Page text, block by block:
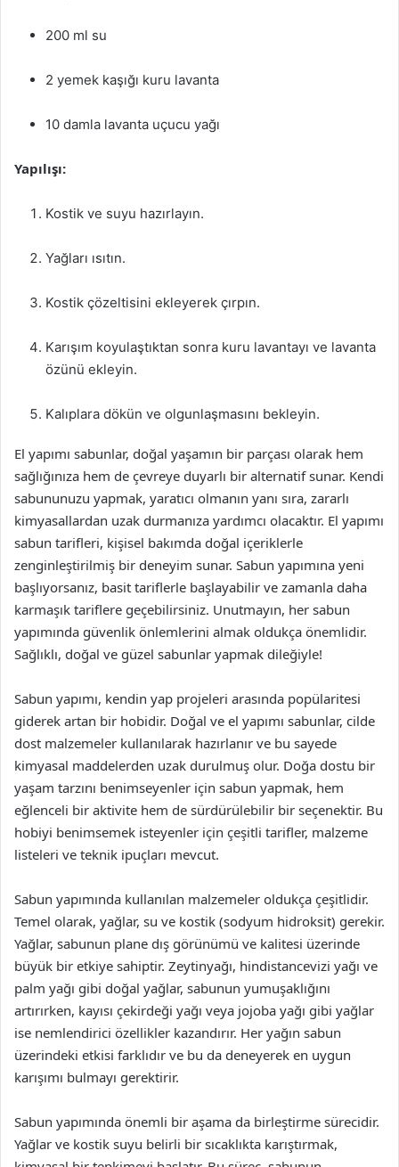
200 ml su
2 yemek kaşığı kuru lavanta
10 damla lavanta uçucu yağı
Yapılışı:
Kostik ve suyu hazırlayın.
Yağları ısıtın.
Kostik çözeltisini ekleyerek çırpın.
Karışım koyulaştıktan sonra kuru lavantayı ve lavanta
özünü ekleyin.
Kalıplara dökün ve olgunlaşmasını bekleyin.
El yapımı sabunlar, doğal yaşamın bir parçası olarak hem
sağlığınıza hem de çevreye duyarlı bir alternatif sunar. Kendi
sabununuzu yapmak, yaratıcı olmanın yanı sıra, zararlı
kimyasallardan uzak durmanıza yardımcı olacaktır. El yapımı
sabun tarifleri, kişisel bakımda doğal içeriklerle
zenginleştirilmiş bir deneyim sunar. Sabun yapımına yeni
başlıyorsanız, basit tariflerle başlayabilir ve zamanla daha
karmaşık tariflere geçebilirsiniz. Unutmayın, her sabun
yapımında güvenlik önlemlerini almak oldukça önemlidir.
Sağlıklı, doğal ve güzel sabunlar yapmak dileğiyle!
Sabun yapımı, kendin yap projeleri arasında popülaritesi
giderek artan bir hobidir. Doğal ve el yapımı sabunlar, cilde
dost malzemeler kullanılarak hazırlanır ve bu sayede
kimyasal maddelerden uzak durulmuş olur. Doğa dostu bir
yaşam tarzını benimseyenler için sabun yapmak, hem
eğlenceli bir aktivite hem de sürdürülebilir bir seçenektir. Bu
hobiyi benimsemek isteyenler için çeşitli tarifler, malzeme
listeleri ve teknik ipuçları mevcut.
Sabun yapımında kullanılan malzemeler oldukça çeşitlidir.
Temel olarak, yağlar, su ve kostik (sodyum hidroksit) gerekir.
Yağlar, sabunun plane dış görünümü ve kalitesi üzerinde
büyük bir etkiye sahiptir. Zeytinyağı, hindistancevizi yağı ve
palm yağı gibi doğal yağlar, sabunun yumuşaklığını
artırırken, kayısı çekirdeği yağı veya jojoba yağı gibi yağlar
ise nemlendirici özellikler kazandırır. Her yağın sabun
üzerindeki etkisi farklıdır ve bu da deneyerek en uygun
karışımı bulmayı gerektirir.
Sabun yapımında önemli bir aşama da birleştirme sürecidir.
Yağlar ve kostik suyu belirli bir sıcaklıkta karıştırmak,